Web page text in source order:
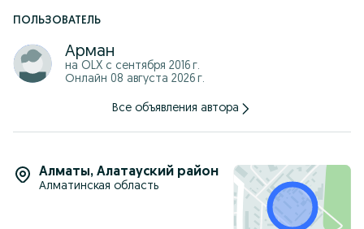
ПОЛЬЗОВАТЕЛЬ
Арман
на OLX с сентября 2016 г.
Онлайн 08 августа 2026 г.
Все объявления автора
Алматы, Алатауский район
Алматинская область